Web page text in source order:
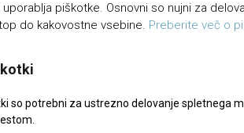
natančnost, zanesljivost, poznavanje
samoiniciativnost, sposobnost dela v
piškotke. Osnovni so nujni za
do kakovostne vsebine. Preberite več o
so potrebni za ustrezno delovanje spletnega